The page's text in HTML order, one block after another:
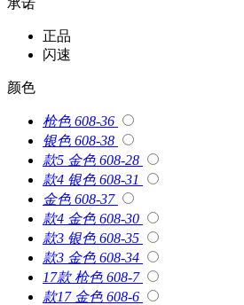
承诺
正品
闪速
颜色
枪色 608-36
银色 608-38
款5 金色 608-28
款4 银色 608-31
金色 608-37
款4 金色 608-30
款3 银色 608-35
款3 金色 608-34
17款 枪色 608-7
款17 金色 608-6